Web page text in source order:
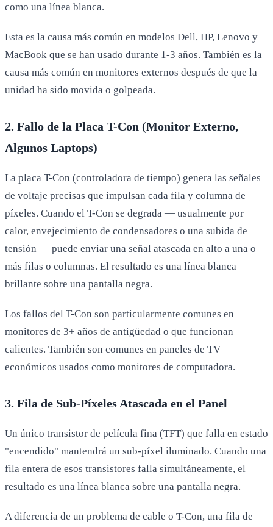
como una línea blanca.
Esta es la causa más común en modelos Dell, HP, Lenovo y
MacBook que se han usado durante 1-3 años. También es la
causa más común en monitores externos después de que la
unidad ha sido movida o golpeada.
2. Fallo de la Placa T-Con (Monitor Externo,
Algunos Laptops)
La placa T-Con (controladora de tiempo) genera las señales
de voltaje precisas que impulsan cada fila y columna de
píxeles. Cuando el T-Con se degrada — usualmente por
calor, envejecimiento de condensadores o una subida de
tensión — puede enviar una señal atascada en alto a una o
más filas o columnas. El resultado es una línea blanca
brillante sobre una pantalla negra.
Los fallos del T-Con son particularmente comunes en
monitores de 3+ años de antigüedad o que funcionan
calientes. También son comunes en paneles de TV
económicos usados como monitores de computadora.
3. Fila de Sub-Píxeles Atascada en el Panel
Un único transistor de película fina (TFT) que falla en estado
"encendido" mantendrá un sub-píxel iluminado. Cuando una
fila entera de esos transistores falla simultáneamente, el
resultado es una línea blanca sobre una pantalla negra.
A diferencia de un problema de cable o T-Con, una fila de